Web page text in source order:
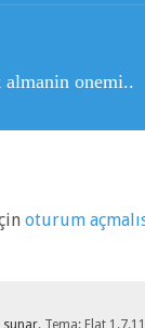
almanin onemi..
oturum
sunar. Tema: Flat 1.7.11,